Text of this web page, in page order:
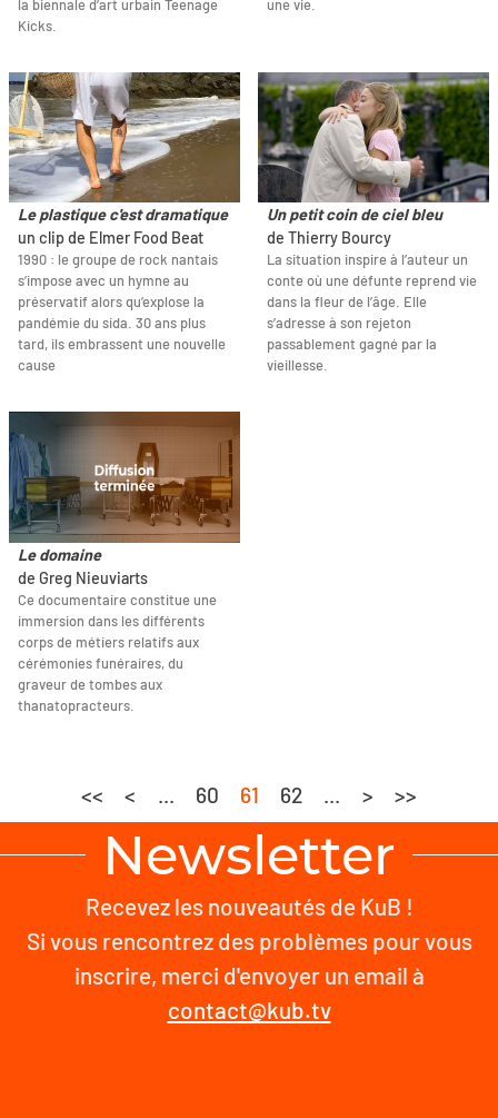
la biennale d’art urbain Teenage
Kicks.
une vie.
Le plastique c'est dramatique
un clip de Elmer Food Beat
1990 : le groupe de rock nantais
s’impose avec un hymne au
préservatif alors qu’explose la
pandémie du sida. 30 ans plus
tard, ils embrassent une nouvelle
cause
Un petit coin de ciel bleu
de Thierry Bourcy
La situation inspire à l’auteur un
conte où une défunte reprend vie
dans la fleur de l’âge. Elle
s’adresse à son rejeton
passablement gagné par la
vieillesse.
Le domaine
de Greg Nieuviarts
Ce documentaire constitue une
immersion dans les différents
corps de métiers relatifs aux
cérémonies funéraires, du
graveur de tombes aux
thanatopracteurs.
<< < ... 60 61 62 ... > >>
Newsletter
Recevez les nouveautés de KuB !
Si vous rencontrez des problèmes pour vous
inscrire, merci d'envoyer un email à
contact@kub.tv